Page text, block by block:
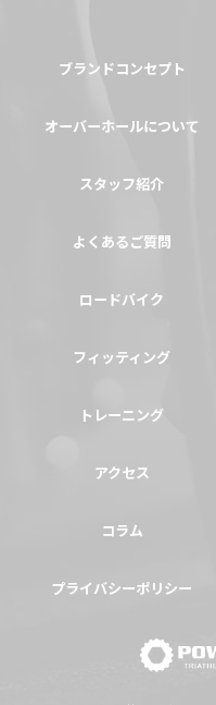
ブランドコンセプト
オーバーホールについて
スタッフ紹介
よくあるご質問
ロードバイク
フィッティング
トレーニング
アクセス
コラム
プライバシーポリシー